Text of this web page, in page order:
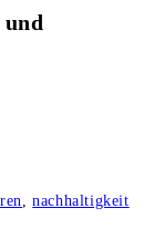
nachhaltigkeit